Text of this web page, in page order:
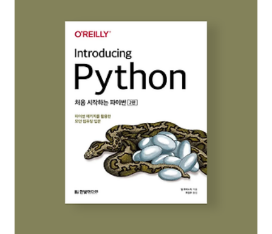
고 따라 하며 파이썬을 통한 퀀트 투자가 무엇인지 접해보기 시작했다. 지금은
책의 도입부를 따라해보면서 체험 중이다. 우선 finterstellar 라이브러리를